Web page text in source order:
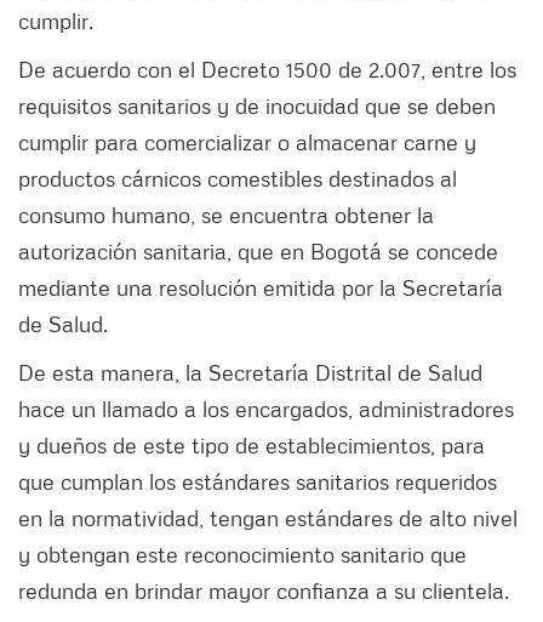
cumplir.
De acuerdo con el Decreto 1500 de 2.007, entre los
requisitos sanitarios y de inocuidad que se deben
cumplir para comercializar o almacenar carne y
productos cárnicos comestibles destinados al
consumo humano, se encuentra obtener la
autorización sanitaria, que en Bogotá se concede
mediante una resolución emitida por la Secretaría
de Salud.
De esta manera, la Secretaría Distrital de Salud
hace un llamado a los encargados, administradores
y dueños de este tipo de establecimientos, para
que cumplan los estándares sanitarios requeridos
en la normatividad, tengan estándares de alto nivel
y obtengan este reconocimiento sanitario que
redunda en brindar mayor confianza a su clientela.